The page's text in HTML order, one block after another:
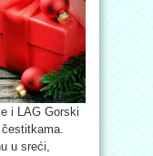
i LAG Gorski
u sreći,